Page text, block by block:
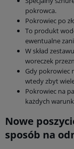
pokrowca.
Pokrowiec po
To produkt
ewentualne
W skład
woreczek
Gdy pokrowiec
wtedy zbyt
Pokrowiec na
każdych
Nowe
sposób na